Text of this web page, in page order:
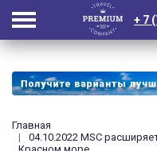
+ 7
Главная
04.10.2022 MSC